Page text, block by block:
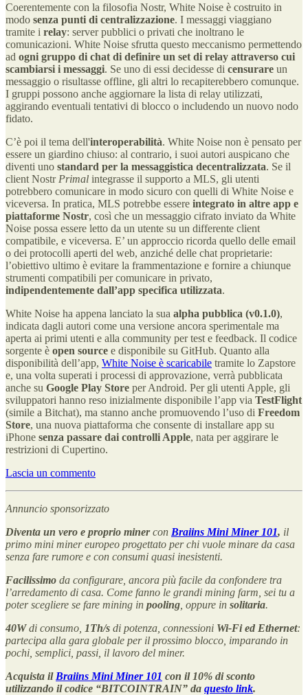
Coerentemente con la filosofia Nostr, White Noise è costruito in
modo senza punti di centralizzazione. I messaggi viaggiano
tramite i relay: server pubblici o privati che inoltrano le
comunicazioni. White Noise sfrutta questo meccanismo permettendo
ad ogni gruppo di chat di definire un set di relay attraverso cui
scambiarsi i messaggi. Se uno di essi decidesse di censurare un
messaggio o risultasse offline, gli altri lo recapiterebbero comunque.
I gruppi possono anche aggiornare la lista di relay utilizzati,
aggirando eventuali tentativi di blocco o includendo un nuovo nodo
fidato.
C’è poi il tema dell'interoperabilità. White Noise non è pensato per
essere un giardino chiuso: al contrario, i suoi autori auspicano che
diventi uno standard per la messaggistica decentralizzata. Se il
client Nostr Primal integrasse il supporto a MLS, gli utenti
potrebbero comunicare in modo sicuro con quelli di White Noise e
viceversa. In pratica, MLS potrebbe essere integrato in altre app e
piattaforme Nostr, così che un messaggio cifrato inviato da White
Noise possa essere letto da un utente su un differente client
compatibile, e viceversa. E’ un approccio ricorda quello delle email
o dei protocolli aperti del web, anziché delle chat proprietarie:
l’obiettivo ultimo è evitare la frammentazione e fornire a chiunque
strumenti compatibili per comunicare in privato,
indipendentemente dall’app specifica utilizzata.
White Noise ha appena lanciato la sua alpha pubblica (v0.1.0),
indicata dagli autori come una versione ancora sperimentale ma
aperta ai primi utenti e alla community per test e feedback. Il codice
sorgente è open source e disponibile su GitHub. Quanto alla
disponibilità dell’app, White Noise è scaricabile tramite lo Zapstore
e, una volta superati i processi di approvazione, verrà pubblicata
anche su Google Play Store per Android. Per gli utenti Apple, gli
sviluppatori hanno reso inizialmente disponibile l’app via TestFlight
(simile a Bitchat), ma stanno anche promuovendo l’uso di Freedom
Store, una nuova piattaforma che consente di installare app su
iPhone senza passare dai controlli Apple, nata per aggirare le
restrizioni di Cupertino.
Lascia un commento
Annuncio sponsorizzato
Diventa un vero e proprio minercon Braiins Mini Miner 101, il
primo mini miner europeo progettato per chi vuole minare da casa
senza fare rumore e con consumi quasi inesistenti.
Facilissimo da configurare, ancora più facile da confondere tra
l’arredamento di casa. Come fanno le grandi mining farm, sei tu a
poter scegliere se fare mining in pooling , oppure in solitaria.
40Wdi consumo, 1Th/s di potenza, connessioni Wi-Fi ed Ethernet:
partecipa alla gara globale per il prossimo blocco, imparando in
pochi, semplici, passi, il lavoro del miner.
Acquista il Braiins Mini Miner 101 con il 10% di sconto
utilizzando il codice “BITCOINTRAIN” da questo link.